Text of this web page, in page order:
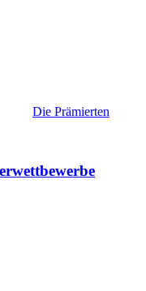
Die Prämierten